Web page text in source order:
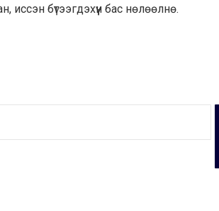
бүтээгдэхүүн бас нөлөөлнө.